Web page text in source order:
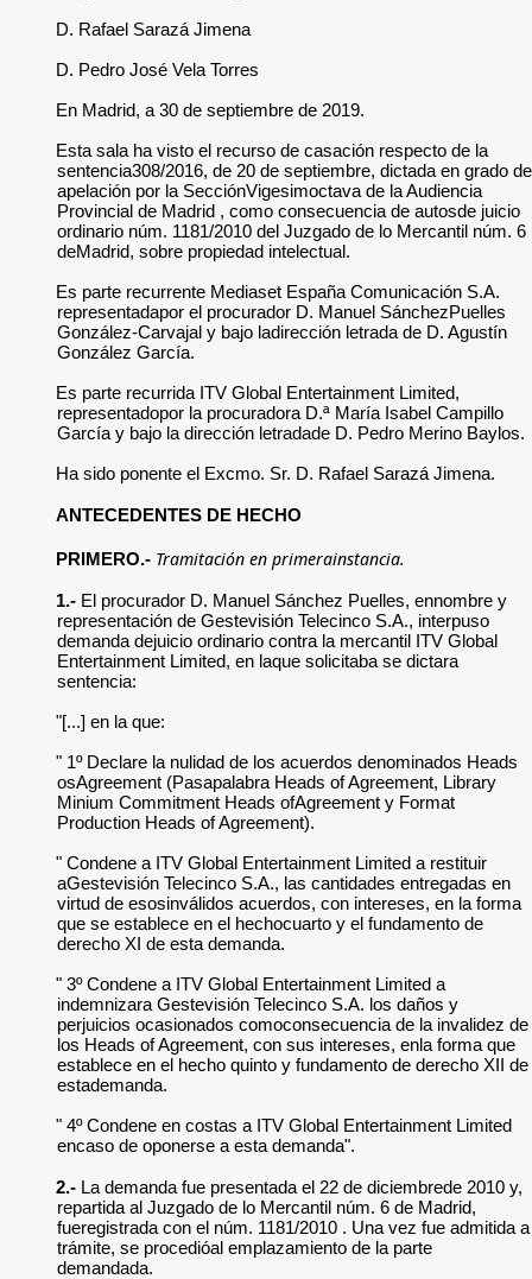
D. Rafael Sarazá Jimena
D. Pedro José Vela Torres
En Madrid, a 30 de septiembre de 2019.
Esta sala ha visto el recurso de casación respecto de la
sentencia308/2016, de 20 de septiembre, dictada en grado de
apelación por la SecciónVigesimoctava de la Audiencia
Provincial de Madrid , como consecuencia de autosde juicio
ordinario núm. 1181/2010 del Juzgado de lo Mercantil núm. 6
deMadrid, sobre propiedad intelectual.
Es parte recurrente Mediaset España Comunicación S.A.
representadapor el procurador D. Manuel SánchezPuelles
González-Carvajal y bajo ladirección letrada de D. Agustín
González García.
Es parte recurrida ITV Global Entertainment Limited,
representadopor la procuradora D.ª María Isabel Campillo
García y bajo la dirección letradade D. Pedro Merino Baylos.
Ha sido ponente el Excmo. Sr. D. Rafael Sarazá Jimena.
ANTECEDENTES DE HECHO
PRIMERO.- Tramitación en primerainstancia.
1.- El procurador D. Manuel Sánchez Puelles, ennombre y
representación de Gestevisión Telecinco S.A., interpuso
demanda dejuicio ordinario contra la mercantil ITV Global
Entertainment Limited, en laque solicitaba se dictara
sentencia:
"[...] en la que:
" 1º Declare la nulidad de los acuerdos denominados Heads
osAgreement (Pasapalabra Heads of Agreement, Library
Minium Commitment Heads ofAgreement y Format
Production Heads of Agreement).
" Condene a ITV Global Entertainment Limited a restituir
aGestevisión Telecinco S.A., las cantidades entregadas en
virtud de esosinválidos acuerdos, con intereses, en la forma
que se establece en el hechocuarto y el fundamento de
derecho XI de esta demanda.
" 3º Condene a ITV Global Entertainment Limited a
indemnizara Gestevisión Telecinco S.A. los daños y
perjuicios ocasionados comoconsecuencia de la invalidez de
los Heads of Agreement, con sus intereses, enla forma que
establece en el hecho quinto y fundamento de derecho XII de
estademanda.
" 4º Condene en costas a ITV Global Entertainment Limited
encaso de oponerse a esta demanda".
2.- La demanda fue presentada el 22 de diciembrede 2010 y,
repartida al Juzgado de lo Mercantil núm. 6 de Madrid,
fueregistrada con el núm. 1181/2010 . Una vez fue admitida a
trámite, se procedióal emplazamiento de la parte
demandada.